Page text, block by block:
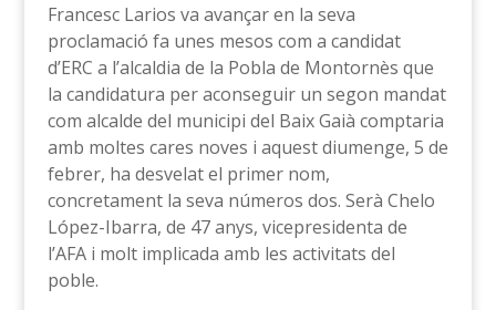
Francesc Larios va avançar en la seva
proclamació fa unes mesos com a candidat
d’ERC a l’alcaldia de la Pobla de Montornès que
la candidatura per aconseguir un segon mandat
com alcalde del municipi del Baix Gaià comptaria
amb moltes cares noves i aquest diumenge, 5 de
febrer, ha desvelat el primer nom,
concretament la seva números dos. Serà Chelo
López-Ibarra, de 47 anys, vicepresidenta de
l’AFA i molt implicada amb les activitats del
poble.